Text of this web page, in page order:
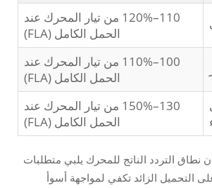
110–120% من تيار المحرك عند
الحمل الكامل (FLA)
100–110% من تيار المحرك عند
الحمل الكامل (FLA)
130–150% من تيار المحرك عند
الحمل الكامل (FLA)
نطاق التردد الناتج للمحرك يلبي متطلبات
التحميل الزائد تكفي لمواجهة أسوأ